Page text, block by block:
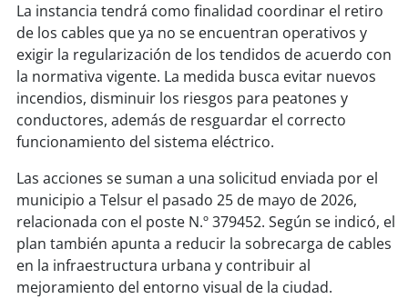
soychiloé
La instancia tendrá como finalidad coordinar el retiro
de los cables que ya no se encuentran operativos y
exigir la regularización de los tendidos de acuerdo con
la normativa vigente. La medida busca evitar nuevos
incendios, disminuir los riesgos para peatones y
conductores, además de resguardar el correcto
funcionamiento del sistema eléctrico.
Las acciones se suman a una solicitud enviada por el
municipio a Telsur el pasado 25 de mayo de 2026,
relacionada con el poste N.º 379452. Según se indicó, el
plan también apunta a reducir la sobrecarga de cables
en la infraestructura urbana y contribuir al
mejoramiento del entorno visual de la ciudad.